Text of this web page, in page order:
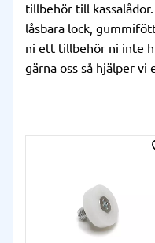
tillbehör till
låsbara lock,
ni ett tillbehör ni inte
gärna oss så hjälper vi